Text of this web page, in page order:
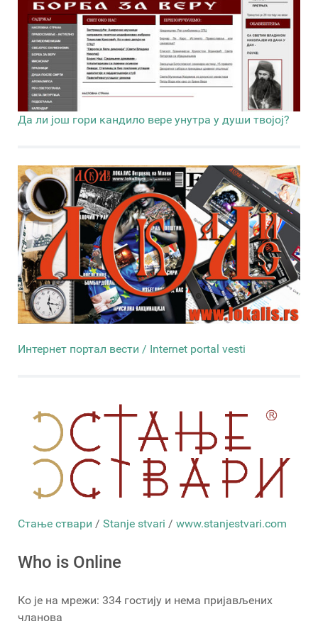
Да ли још гори кандило вере унутра у души твојој?
Интернет портал вести / Internet portal vesti
Стање ствари / Stanje stvari / www.stanjestvari.com
Who is Online
Ко је на мрежи: 334 гостију и нема пријављених
чланова